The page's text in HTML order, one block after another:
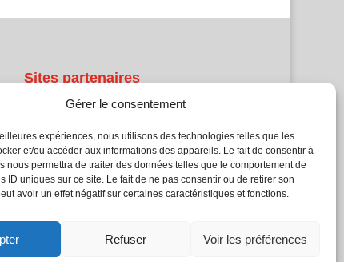
Gérer le consentement
expériences, nous utilisons des technologies telles que les
et/ou accéder aux informations des appareils. Le fait de consentir à
nous permettra de traiter des données telles que le comportement de
ID uniques sur ce site. Le fait de ne pas consentir ou de retirer son
avoir un effet négatif sur certaines caractéristiques et fonctions.
Refuser Voir les préférences
Sites partenaires
Atrium Patrimoine
Kiosque 21
L'Atelier Bois
Planète Bâtiment
batijournal TV